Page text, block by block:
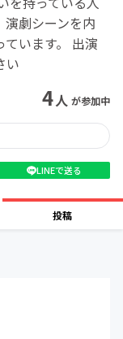
劇シーンを内
います。 出演
い
4人 が参加中
LINEで送る
投稿